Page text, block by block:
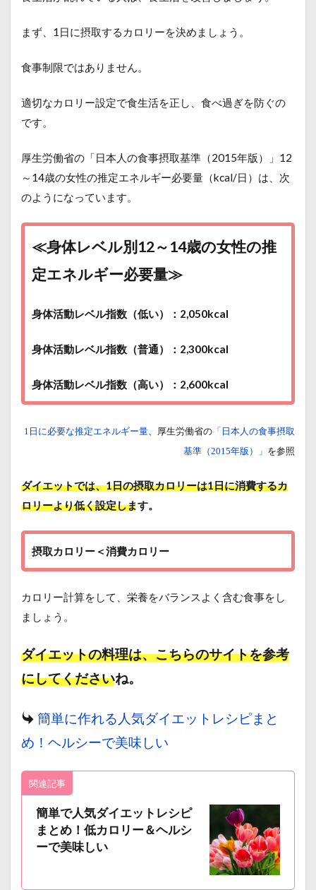
まず、1日に摂取するカロリーを決めましょう。
食事制限ではありません。
適切なカロリー設定で食生活を正し、食べ過ぎを防ぐの
です。
厚生労働省の「日本人の食事摂取基準（2015年版）」12
～14歳の女性の推定エネルギー必要量（kcal/日）は、次
のようになっています。
≪身体レベル別12～14歳の女性の推
定エネルギー必要量≫
身体活動レベル指数（低い）：2,050kcal
身体活動レベル指数（普通）：2,300kcal
身体活動レベル指数（高い）：2,600kcal
1日に必要な推定エネルギー量 、厚生労働省の 「 日本人の食事摂取
基準（2015年版）」 を参照
ダイエットでは、1日の摂取カロリーは1日に消費するカ
ロリーより低く設定します。
摂取カロリー＜消費カロリー
カロリー計算をして、栄養をバランスよく含む食事をし
ましょう。
ダイエットの料理は、こちらのサイトを参考
にしてくださいね。
簡単に作れる人気ダイエットレシピまと
め！ヘルシーで美味しい
関連記事
簡単で人気ダイエットレシピ
まとめ！低カロリー＆ヘルシ
ーで美味しい